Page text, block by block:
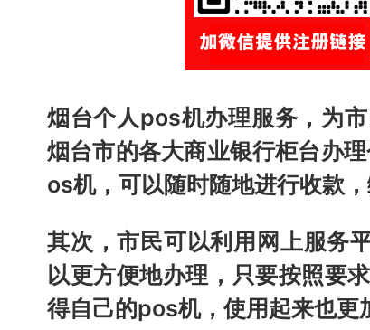
烟台个人pos机办理服务，为
烟台市的各大商业银行柜台办
os机，可以随时随地进行收款
其次，市民可以利用网上服务
以更方便地办理，只要按照要
得自己的pos机，使用起来也更